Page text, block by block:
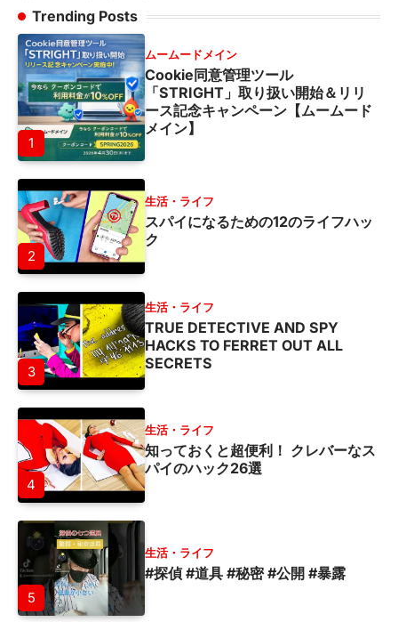
Trending Posts
1
ムームードメイン
Cookie同意管理ツール
「STRIGHT」取り扱い開始＆リリ
ース記念キャンペーン【ムームード
メイン】
2
生活・ライフ
スパイになるための12のライフハッ
ク
3
生活・ライフ
TRUE DETECTIVE AND SPY
HACKS TO FERRET OUT ALL
SECRETS
4
生活・ライフ
知っておくと超便利！ クレバーなス
パイのハック26選
5
生活・ライフ
#探偵 #道具 #秘密 #公開 #暴露